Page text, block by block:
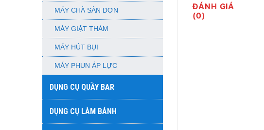
MÁY CHÀ SÀN ĐƠN
MÁY GIẶT THẢM
MÁY HÚT BỤI
MÁY PHUN ÁP LỰC
DỤNG CỤ QUẦY BAR
DỤNG CỤ LÀM BÁNH
ĐÁNH GIÁ
(0)